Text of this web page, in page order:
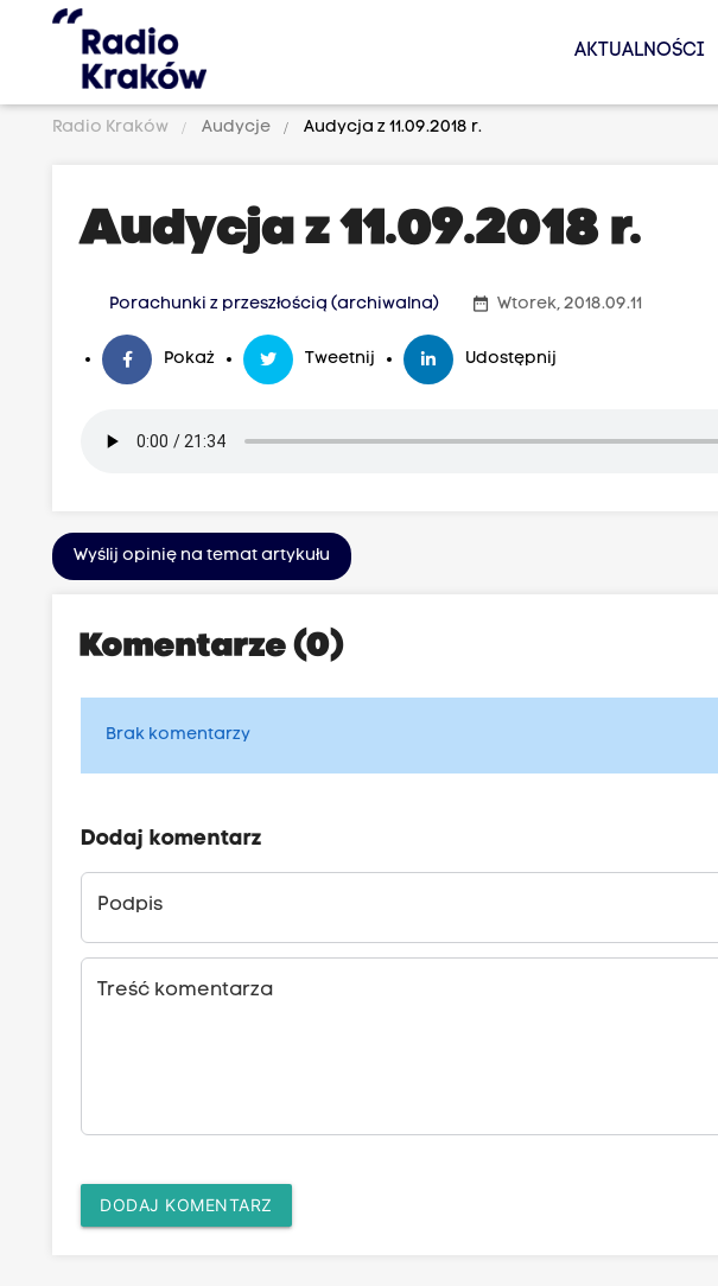
AKTUALNOŚCI
Radio Kraków Audycje Audycja z 11.09.2018 r.
Audycja z 11.09.2018 r.
Porachunki z przeszłością (archiwalna) date_range Wtorek, 2018.09.11
Pokaż Tweetnij Udostępnij
Wyślij opinię na temat artykułu
Komentarze (0)
Brak komentarzy
Dodaj komentarz
Podpis
Treść komentarza
DODAJ KOMENTARZ